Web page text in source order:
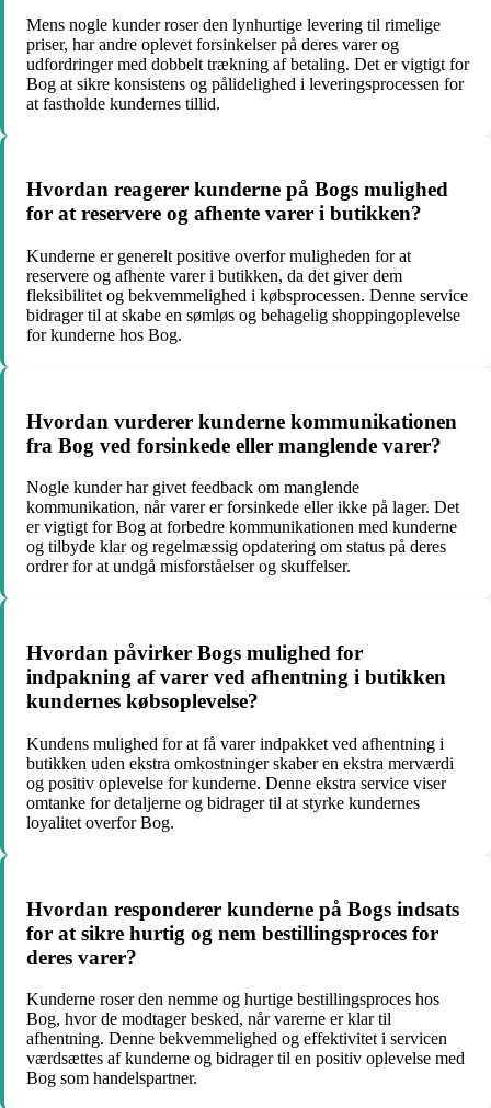
Mens nogle kunder roser den lynhurtige levering til rimelige
priser, har andre oplevet forsinkelser på deres varer og
udfordringer med dobbelt trækning af betaling. Det er vigtigt for
Bog at sikre konsistens og pålidelighed i leveringsprocessen for
at fastholde kundernes tillid.
Hvordan reagerer kunderne på Bogs mulighed
for at reservere og afhente varer i butikken?
Kunderne er generelt positive overfor muligheden for at
reservere og afhente varer i butikken, da det giver dem
fleksibilitet og bekvemmelighed i købsprocessen. Denne service
bidrager til at skabe en sømløs og behagelig shoppingoplevelse
for kunderne hos Bog.
Hvordan vurderer kunderne kommunikationen
fra Bog ved forsinkede eller manglende varer?
Nogle kunder har givet feedback om manglende
kommunikation, når varer er forsinkede eller ikke på lager. Det
er vigtigt for Bog at forbedre kommunikationen med kunderne
og tilbyde klar og regelmæssig opdatering om status på deres
ordrer for at undgå misforståelser og skuffelser.
Hvordan påvirker Bogs mulighed for
indpakning af varer ved afhentning i butikken
kundernes købsoplevelse?
Kundens mulighed for at få varer indpakket ved afhentning i
butikken uden ekstra omkostninger skaber en ekstra merværdi
og positiv oplevelse for kunderne. Denne ekstra service viser
omtanke for detaljerne og bidrager til at styrke kundernes
loyalitet overfor Bog.
Hvordan responderer kunderne på Bogs indsats
for at sikre hurtig og nem bestillingsproces for
deres varer?
Kunderne roser den nemme og hurtige bestillingsproces hos
Bog, hvor de modtager besked, når varerne er klar til
afhentning. Denne bekvemmelighed og effektivitet i servicen
værdsættes af kunderne og bidrager til en positiv oplevelse med
Bog som handelspartner.